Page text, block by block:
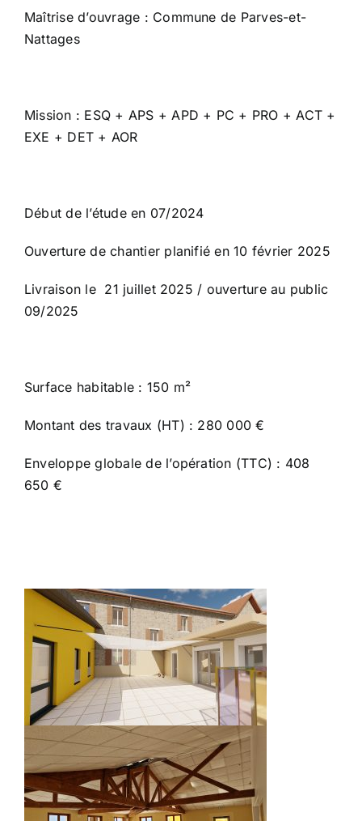
Maîtrise d’ouvrage : Commune de Parves-et-
Nattages
Mission : ESQ + APS + APD + PC + PRO + ACT +
EXE + DET + AOR
Début de l’étude en 07/2024
Ouverture de chantier planifié en 10 février 2025
Livraison le 21 juillet 2025 / ouverture au public
09/2025
Surface habitable : 150 m²
Montant des travaux (HT) : 280 000 €
Enveloppe globale de l’opération (TTC) : 408
650 €